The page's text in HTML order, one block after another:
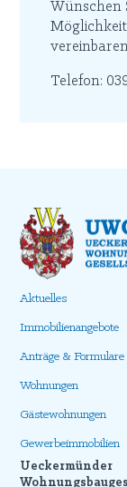
Wünschen
Telefon:
Aktuelles
Immobilienangebote
Anträge & Formulare
Wohnungen
Gästewohnungen
Gewerbeimmobilien
Ueckermünder